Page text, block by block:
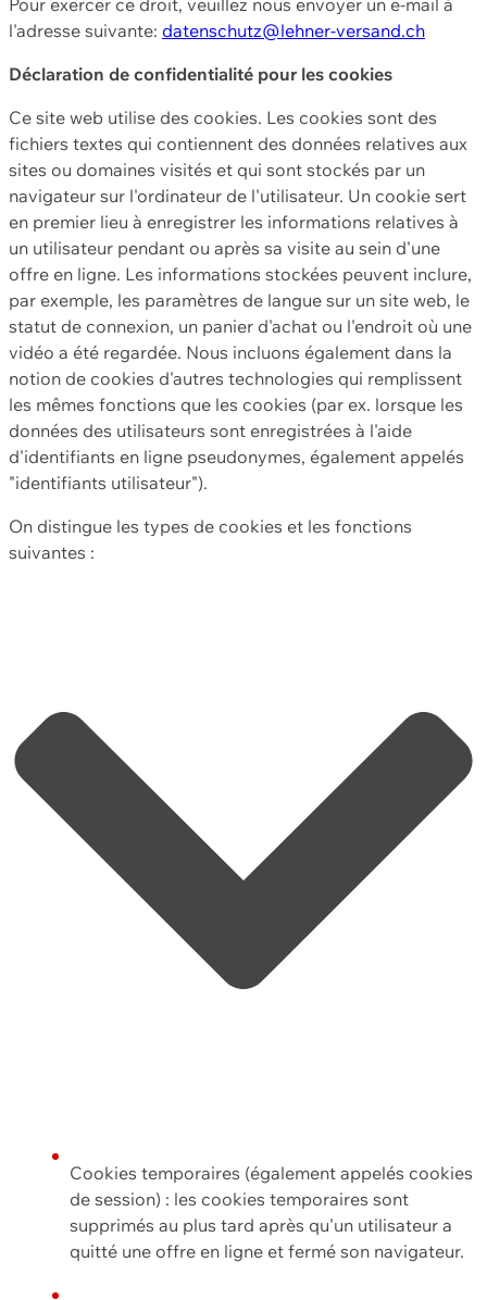
l'adresse suivante: datenschutz@lehner-versand.ch
Déclaration de confidentialité pour les cookies
Ce site web utilise des cookies. Les cookies sont des
fichiers textes qui contiennent des données relatives aux
sites ou domaines visités et qui sont stockés par un
navigateur sur l'ordinateur de l'utilisateur. Un cookie sert
en premier lieu à enregistrer les informations relatives à
un utilisateur pendant ou après sa visite au sein d'une
offre en ligne. Les informations stockées peuvent inclure,
par exemple, les paramètres de langue sur un site web, le
statut de connexion, un panier d'achat ou l'endroit où une
vidéo a été regardée. Nous incluons également dans la
notion de cookies d'autres technologies qui remplissent
les mêmes fonctions que les cookies (par ex. lorsque les
données des utilisateurs sont enregistrées à l'aide
d'identifiants en ligne pseudonymes, également appelés
"identifiants utilisateur").
On distingue les types de cookies et les fonctions
suivantes :
Cookies temporaires (également appelés cookies
de session) : les cookies temporaires sont
supprimés au plus tard après qu'un utilisateur a
quitté une offre en ligne et fermé son navigateur.